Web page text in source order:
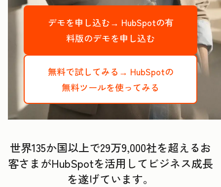
デモを申し込む→ HubSpotの有
料版のデモを申し込む
無料で試してみる→ HubSpotの
無料ツールを使ってみる
世界135か国以上で29万9,000社を超えるお
客さまがHubSpotを活用してビジネス成長
を遂げています。